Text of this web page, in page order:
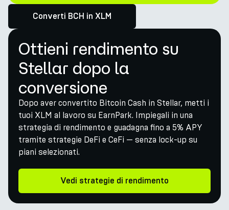
Converti BCH in XLM
Ottieni rendimento su
Stellar dopo la
conversione
Dopo aver convertito Bitcoin Cash in Stellar, metti i
tuoi XLM al lavoro su EarnPark. Impiegali in una
strategia di rendimento e guadagna fino a 5% APY
tramite strategie DeFi e CeFi — senza lock-up su
piani selezionati.
Vedi strategie di rendimento